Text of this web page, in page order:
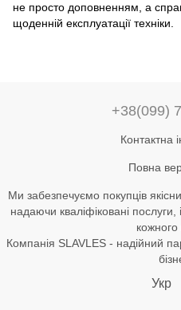
не просто доповненням, а
щоденній експлуатації техніки.
+38(099)
Контактна
Повна
Ми забезпечуємо покупців
надаючи кваліфіковані послуги,
кожного
Компанія SLAVLES - надійний
Укр